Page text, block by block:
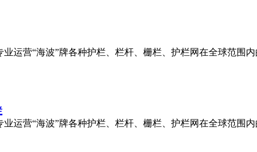
运营“海波”牌各种护栏、栏杆、栅栏、护栏网在全球范围
运营“海波”牌各种护栏、栏杆、栅栏、护栏网在全球范围